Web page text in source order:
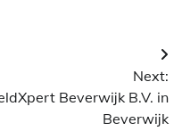
Next:
Beverwijk B.V. in
Beverwijk